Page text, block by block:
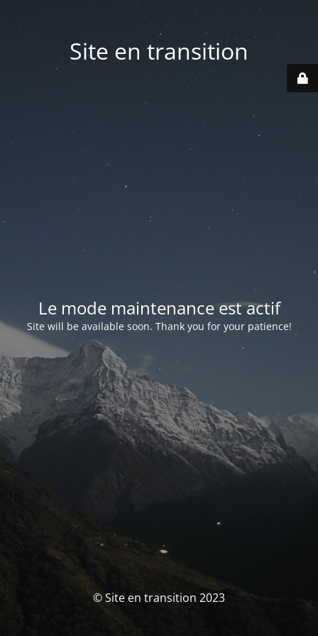
Site en transition
Le mode maintenance est actif
Site will be available soon. Thank you for your patience!
© Site en transition 2023